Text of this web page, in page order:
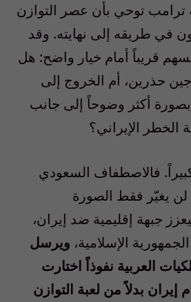
توحي بأن عصر التوازن
في طريقه إلى نهايته. وقد
قريباً أمام خيار واضح: هل
حذرين، أم الخروج إلى
أكثر وضوحاً إلى جانب
الخطر الإيراني؟
فالاصطفاف السعودي
لن يغيّر فقط الصورة
جبهة إقليمية ضد إيران،
الإسلامية، ويرسل
العربية نفوذاً اختارت
بدلاً من لعبة التوازن